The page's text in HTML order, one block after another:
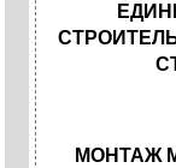
МОНТАЖ